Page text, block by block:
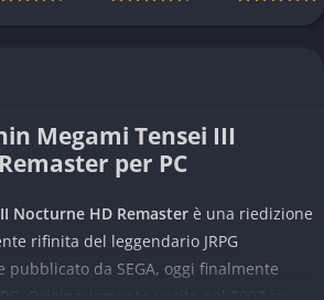
Megami Tensei III
per PC
Nocturne HD Remaster è una riedizione
rifinita del leggendario JRPG
pubblicato da SEGA, oggi finalmente